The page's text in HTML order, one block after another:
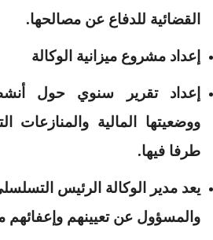
القضائية للدفاع عن مصالحها.
إعداد مشروع ميزانية الوكالة
إعداد تقرير سنوي حول
ووضعيتها المالية والمنازعات
طرفا فيها.
يعد مدير الوكالة الرئيس
والمسؤول عن تعيينهم وإعفائهم